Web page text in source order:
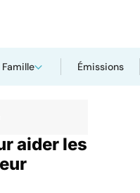
Famille Émissions
aider les